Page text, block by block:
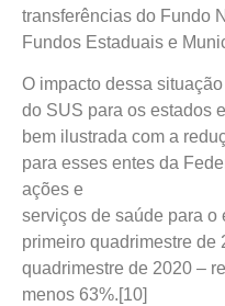
transferências do Fundo
Fundos Estaduais e
O impacto dessa
do SUS para os estados
bem ilustrada com a
para esses entes da
ações e
serviços de saúde para o
primeiro quadrimestre de
quadrimestre de 2020 –
menos 63%.[10]